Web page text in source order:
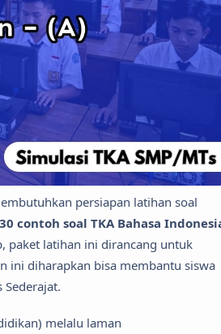
persiapan latihan soal
30 contoh soal TKA Bahasa
paket latihan ini dirancang untuk
ini diharapkan bisa membantu siswa
melalu laman